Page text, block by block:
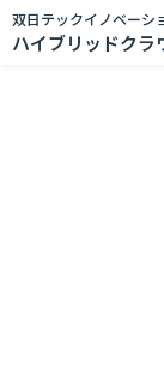
双日テックイノベーシ
ハイブリッドクラ